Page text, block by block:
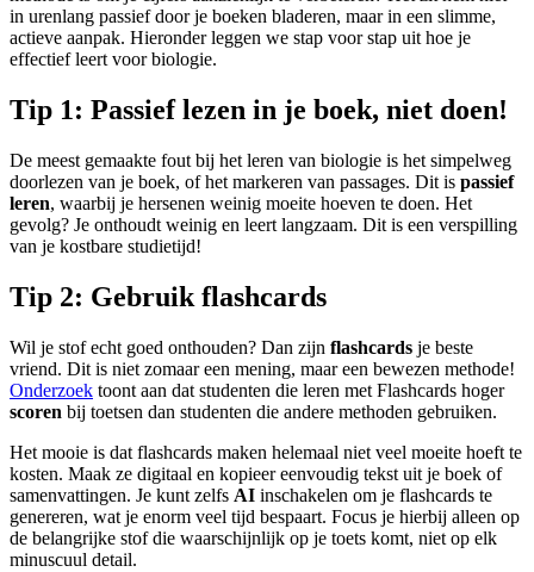
in urenlang passief door je boeken bladeren, maar in een slimme,
actieve aanpak. Hieronder leggen we stap voor stap uit hoe je
effectief leert voor biologie.
Tip 1: Passief lezen in je boek, niet doen!
De meest gemaakte fout bij het leren van biologie is het simpelweg
doorlezen van je boek, of het markeren van passages. Dit is passief
leren, waarbij je hersenen weinig moeite hoeven te doen. Het
gevolg? Je onthoudt weinig en leert langzaam. Dit is een verspilling
van je kostbare studietijd!
Tip 2: Gebruik flashcards
Wil je stof echt goed onthouden? Dan zijn flashcards je beste
vriend. Dit is niet zomaar een mening, maar een bewezen methode!
Onderzoek toont aan dat studenten die leren met Flashcards hoger
scoren bij toetsen dan studenten die andere methoden gebruiken.
Het mooie is dat flashcards maken helemaal niet veel moeite hoeft te
kosten. Maak ze digitaal en kopieer eenvoudig tekst uit je boek of
samenvattingen. Je kunt zelfs AI inschakelen om je flashcards te
genereren, wat je enorm veel tijd bespaart. Focus je hierbij alleen op
de belangrijke stof die waarschijnlijk op je toets komt, niet op elk
minuscuul detail.